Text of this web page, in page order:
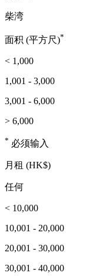
柴湾
面积 (平方尺)*
< 1,000
1,001 - 3,000
3,001 - 6,000
> 6,000
* 必须输入
月租 (HK$)
任何
< 10,000
10,001 - 20,000
20,001 - 30,000
30,001 - 40,000